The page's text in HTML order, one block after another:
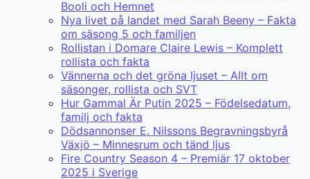
Booli och Hemnet
Nya livet på landet med Sarah Beeny – Fakta
om säsong 5 och familjen
Rollistan i Domare Claire Lewis – Komplett
rollista och fakta
Vännerna och det gröna ljuset – Allt om
säsonger, rollista och SVT
Hur Gammal Är Putin 2025 – Födelsedatum,
familj och fakta
Dödsannonser E. Nilssons Begravningsbyrå
Växjö – Minnesrum och tänd ljus
Fire Country Season 4 – Premiär 17 oktober
2025 i Sverige